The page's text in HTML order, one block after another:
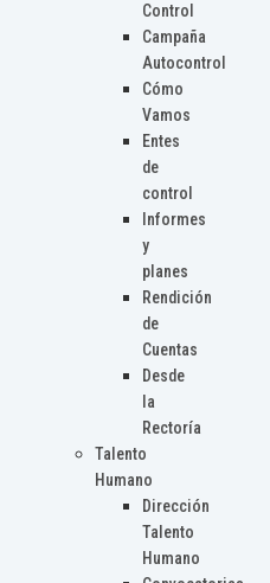
Control
Campaña
Autocontrol
Cómo
Vamos
Entes
de
control
Informes
y
planes
Rendición
de
Cuentas
Desde
la
Rectoría
Talento
Humano
Dirección
Talento
Humano